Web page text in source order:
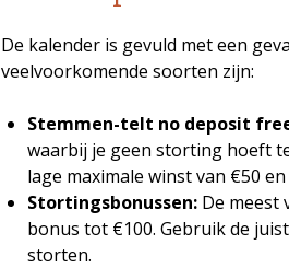
De kalender is gevuld met een
veelvoorkomende soorten zijn:
Stemmen-telt no deposit
waarbij je geen storting hoeft
lage maximale winst van €50
Stortingsbonussen:De meest
bonus tot €100. Gebruik de
storten.